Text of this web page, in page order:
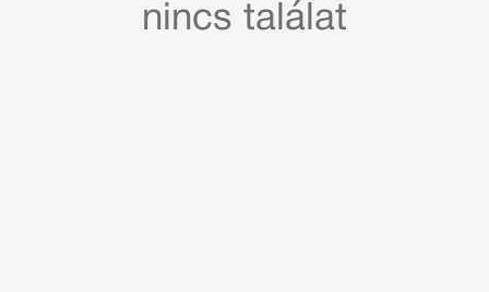
nincs találat